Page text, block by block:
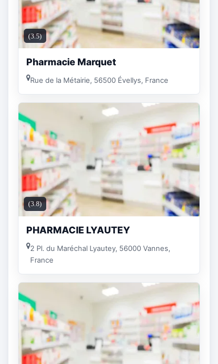
(3.5)
Pharmacie Marquet
Rue de la Métairie, 56500 Évellys, France
(3.8)
PHARMACIE LYAUTEY
2 Pl. du Maréchal Lyautey, 56000 Vannes,
France